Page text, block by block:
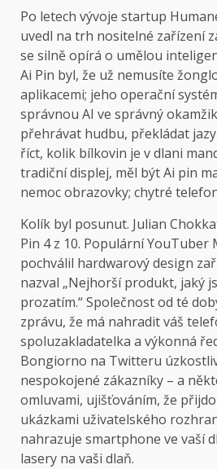
Po letech vývoje startup
uvedl na trh nositelné zařízení
se silně opírá o umělou
Ai Pin byl, že už nemusíte
aplikacemi; jeho operační
správnou AI ve správný
přehrávat hudbu, překládat
říct, kolik bílkovin je v dlani
tradiční displej, měl být Ai pin
nemoc obrazovky; chytré
Kolík byl posunut. Julian
Pin 4 z 10. Populární YouTuber
pochválil hardwarový design
nazval „Nejhorší produkt, jaký
prozatím.“ Společnost od té
zprávu, že má nahradit váš
spoluzakladatelka a výkonná
Bongiorno na Twitteru
nespokojené zákazníky – a
omluvami, ujišťováním, že
ukázkami uživatelského
nahrazuje smartphone ve vaší
lasery na vaši dlaň.